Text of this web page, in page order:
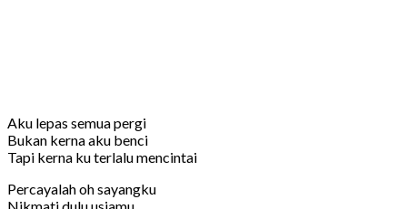
Aku lepas semua pergi
Bukan kerna aku benci
Tapi kerna ku terlalu mencintai
Percayalah oh sayangku
Nikmati dulu usiamu